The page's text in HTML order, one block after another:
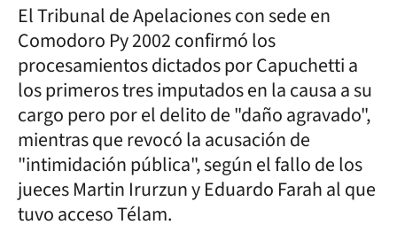
El Tribunal de Apelaciones con sede en
Comodoro Py 2002 confirmó los
procesamientos dictados por Capuchetti a
los primeros tres imputados en la causa a su
cargo pero por el delito de "daño agravado",
mientras que revocó la acusación de
"intimidación pública", según el fallo de los
jueces Martin Irurzun y Eduardo Farah al que
tuvo acceso Télam.